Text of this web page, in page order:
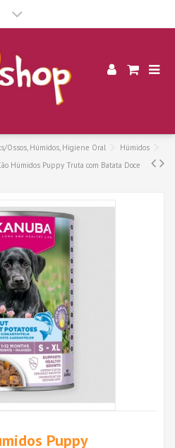
Ossos, Húmidos, Higiene Oral
Húmidos
Húmidos Puppy Truta com Batata Doce
Puppy